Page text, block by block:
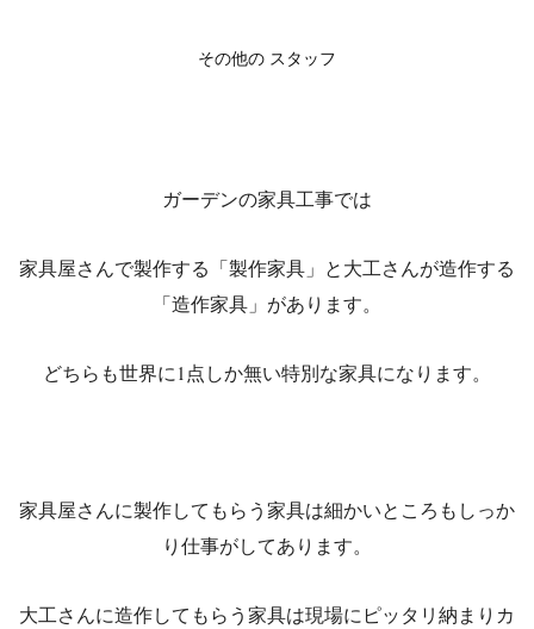
その他の スタッフ
ガーデンの家具工事では
家具屋さんで製作する「製作家具」と大工さんが造作する
「造作家具」があります。
どちらも世界に1点しか無い特別な家具になります。
家具屋さんに製作してもらう家具は細かいところもしっか
り仕事がしてあります。
大工さんに造作してもらう家具は現場にピッタリ納まりカ